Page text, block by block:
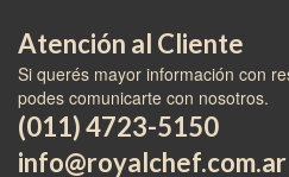
Atención al Cliente
Si querés mayor información con
podes comunicarte con nosotros.
(011) 4723-5150
info@royalchef.com.ar